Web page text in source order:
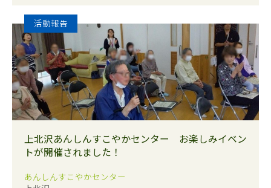
上北沢あんしんすこやかセンター お楽しみイベン
トが開催されました！
活動報告
あんしんすこやかセンター